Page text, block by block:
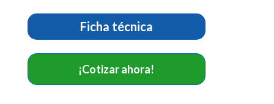
Ficha técnica
¡Cotizar ahora!